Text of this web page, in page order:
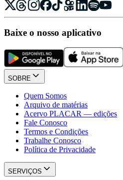
Baixe o nosso aplicativo
SOBRE
Quem Somos
Arquivo de matérias
Acervo PLACAR — edições
Fale Conosco
Termos e Condições
Trabalhe Conosco
Política de Privacidade
SERVIÇOS